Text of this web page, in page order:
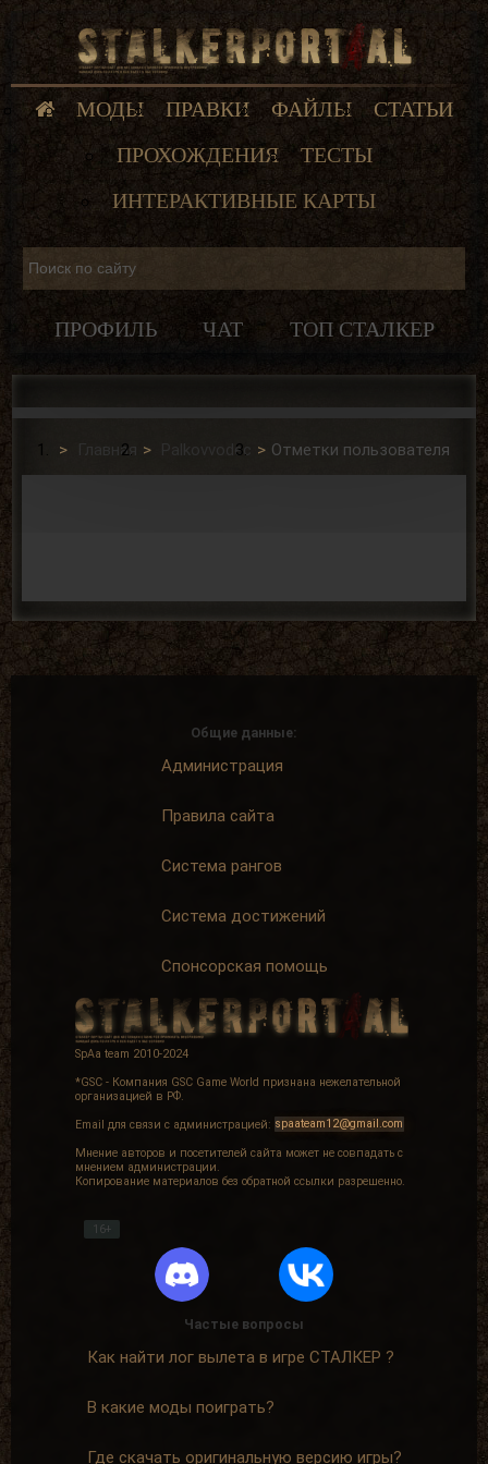
МОДЫ ПРАВКИ ФАЙЛЫ
СТАТЬИ
ПРОХОЖДЕНИЯ
ТЕСТЫ
ИНТЕРАКТИВНЫЕ КАРТЫ
ПРОФИЛЬ ЧАТ ТОП СТАЛКЕР
Главная Palkovvodec Отметки пользователя
Общие данные:
Администрация
Правила сайта
Система рангов
Система достижений
Спонсорская помощь
SpAa team 2010-2024
*GSC - Компания GSC Game World признана нежелательной
организацией в РФ.
Email для связи с администрацией: spaateam12@gmail.com
Мнение авторов и посетителей сайта может не совпадать с
мнением администрации.
Копирование материалов без обратной ссылки разрешенно.
16+
Частые вопросы
Как найти лог вылета в игре СТАЛКЕР ?
В какие моды поиграть?
Где скачать оригинальную версию игры?